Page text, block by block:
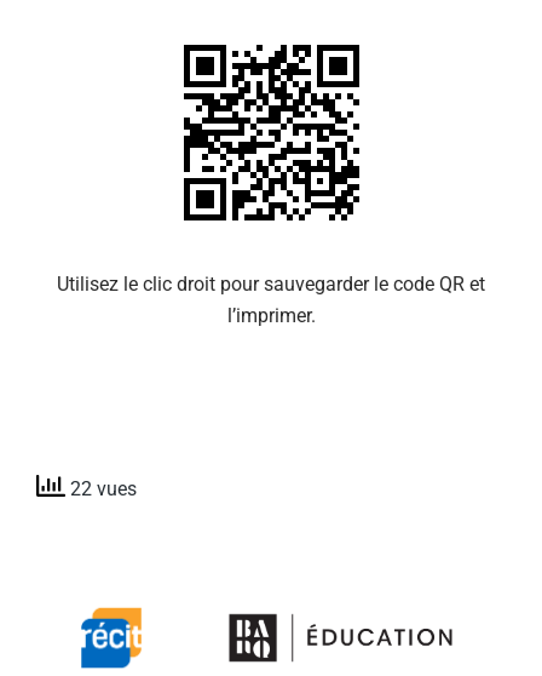
Utilisez le clic droit pour sauvegarder le code QR et
l’imprimer.
22 vues